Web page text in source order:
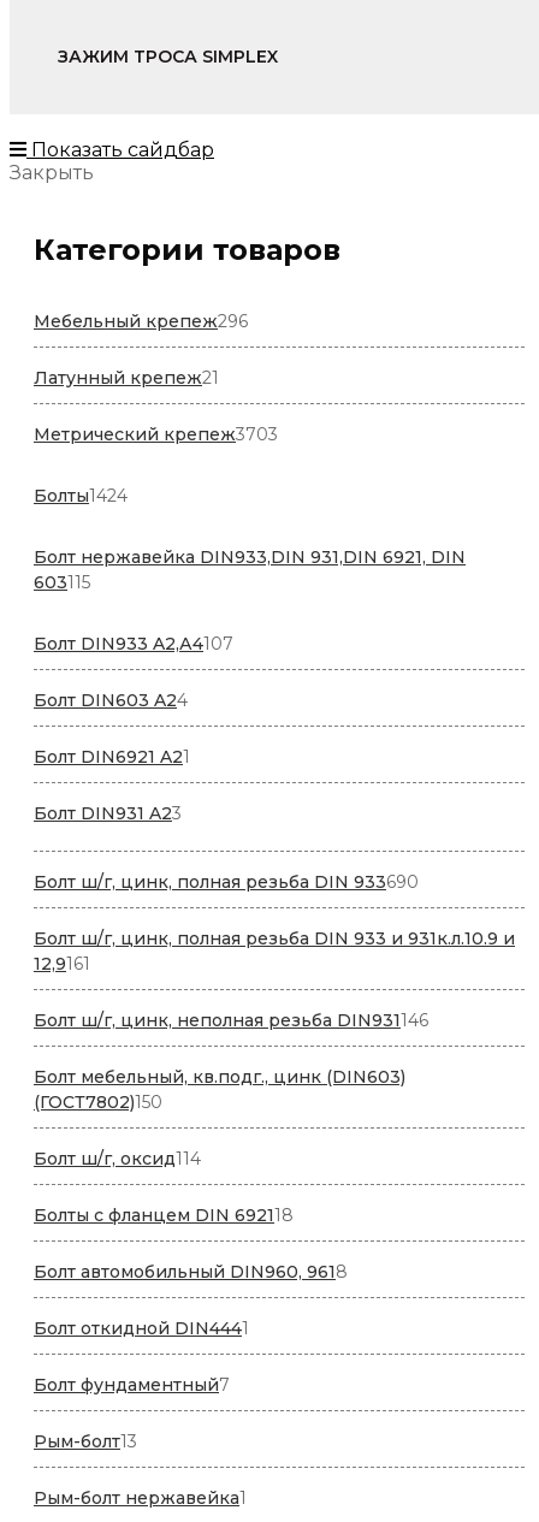
ЗАЖИМ ТРОСА SIMPLEX
Показать сайдбар
Закрыть
Категории товаров
Мебельный крепеж296296
товаров
Латунный крепеж21
товар
Метрический крепеж3703
Болты14241424
Болт нержавейка DIN933,DIN 931,DIN 6921, DIN
603115115
Болт DIN933 A2,А4107
товаров
Болт DIN603 A244
товара
Болт DIN6921 A21
товар
Болт DIN931 A23
Болт ш/г, цинк, полная резьба DIN 933690
товаров
Болт ш/г, цинк, полная резьба DIN 933 и 931к.л.10.9 и
12,9161
товар
Болт ш/г, цинк, неполная резьба DIN931146146
товаров
Болт мебельный, кв.подг., цинк (DIN603)
(ГОСТ7802)150
товаров
Болт ш/г, оксид114114
товаров
Болты с фланцем DIN 692118
товаров
Болт автомобильный DIN960, 9618
товаров
Болт откидной DIN4441
товар
Болт фундаментный7
товаров
Рым-болт13
товаров
Рым-болт нержавейка1